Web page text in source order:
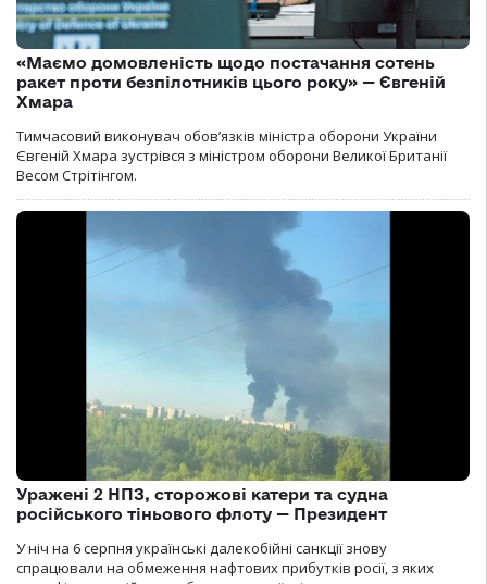
«Маємо домовленість щодо постачання сотень
ракет проти безпілотників цього року» — Євгеній
Хмара
Тимчасовий виконувач обов’язків міністра оборони України
Євгеній Хмара зустрівся з міністром оборони Великої Британії
Весом Стрітінгом.
Уражені 2 НПЗ, сторожові катери та судна
російського тіньового флоту — Президент
У ніч на 6 серпня українські далекобійні санкції знову
спрацювали на обмеження нафтових прибутків росії, з яких